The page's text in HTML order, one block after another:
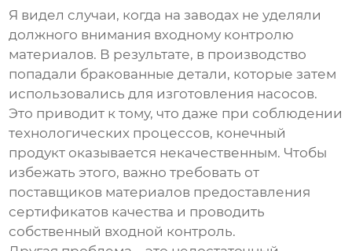
Я видел случаи, когда на заводах не уделяли
должного внимания входному контролю
материалов. В результате, в производство
попадали бракованные детали, которые затем
использовались для изготовления насосов.
Это приводит к тому, что даже при соблюдении
технологических процессов, конечный
продукт оказывается некачественным. Чтобы
избежать этого, важно требовать от
поставщиков материалов предоставления
сертификатов качества и проводить
собственный входной контроль.